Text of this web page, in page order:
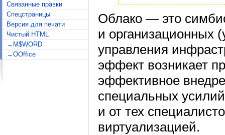
Связанные правки
Спецстраницы
Версия для печати
Чистый HTML
→M$WORD
→OOffice
Облако — это
и организационных
управления
эффект возникает
эффективное
специальных
и от тех
виртуализацией.